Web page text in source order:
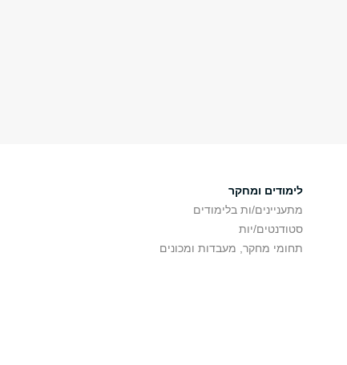
לימודים ומחקר
מתעניינים/ות בלימודים
סטודנטים/יות
תחומי מחקר, מעבדות ומכונים